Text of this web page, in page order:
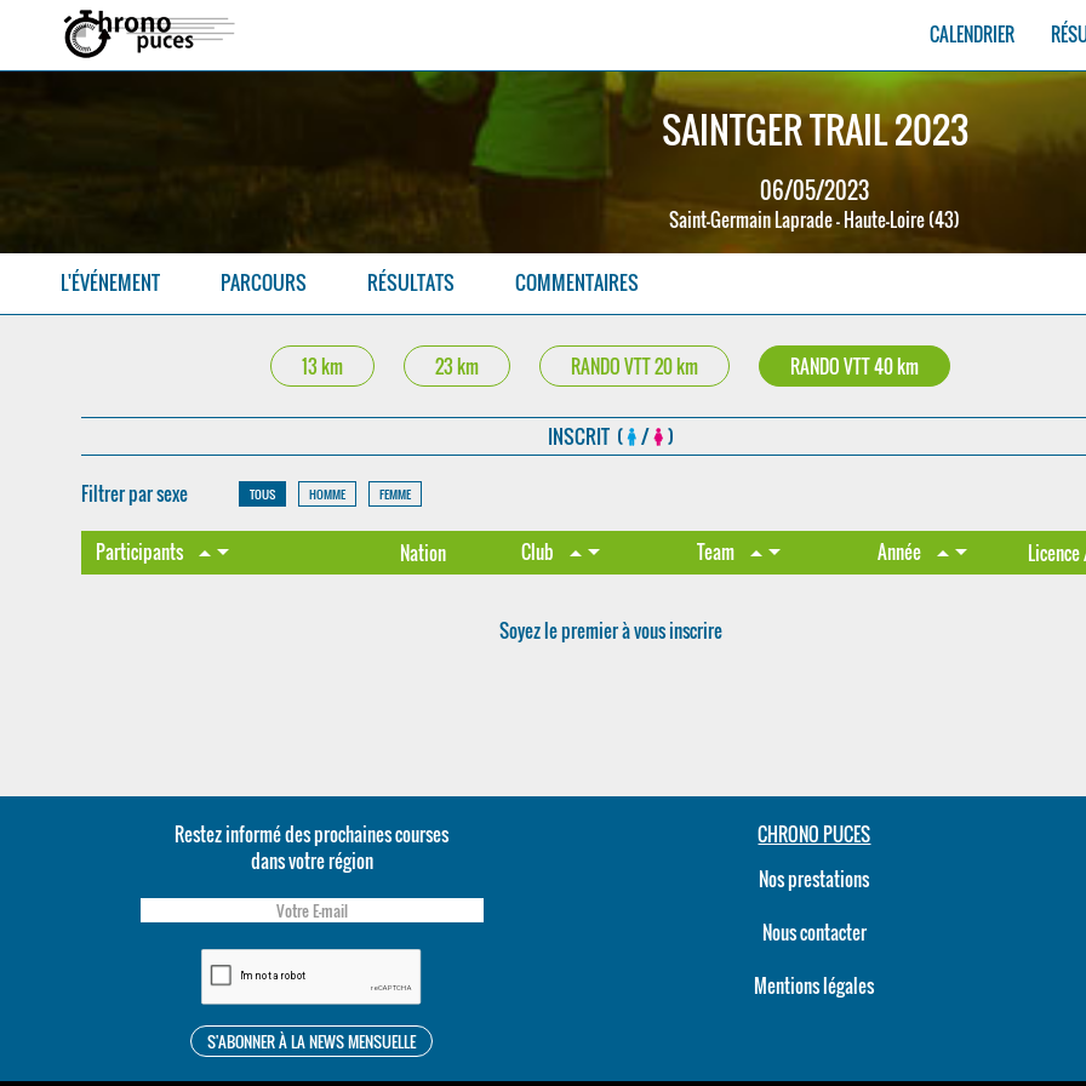
CALENDRIER
SAINTGER TRAIL 2023
06/05/2023
Saint-Germain Laprade - Haute-Loire (43)
L'ÉVÉNEMENT PARCOURS RÉSULTATS COMMENTAIRES
13 km 23 km RANDO VTT 20 km RANDO VTT 40 km
INSCRIT ( / )
Filtrer par sexe TOUS HOMME FEMME
Participants arrow_drop_uparrow_drop_down Nation Club arrow_drop_uparrow_drop_down Team arrow_drop_uparrow_drop_down Année arrow_drop_uparrow_drop_down Licence
Soyez le premier à vous inscrire
Restez informé des prochaines courses
dans votre région
CHRONO PUCES
Nos prestations
Nous contacter
Mentions légales